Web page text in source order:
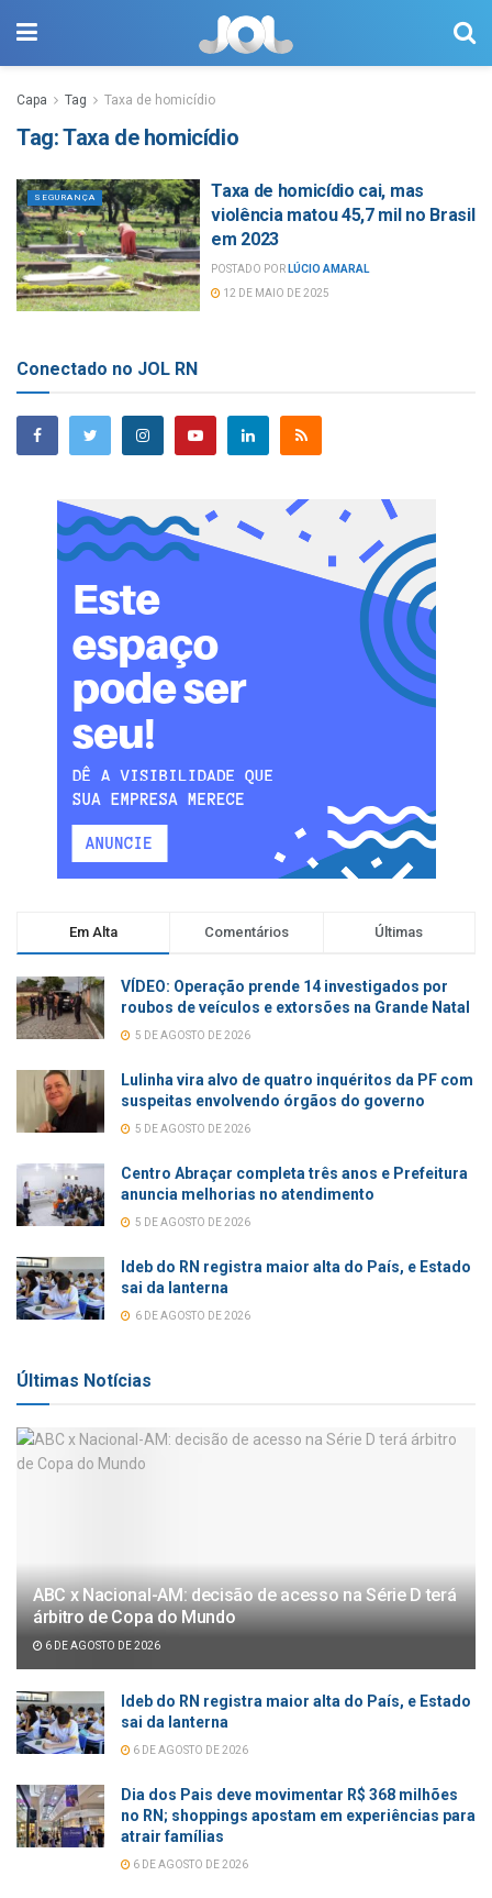
Capa Tag Taxa de homicídio
Tag:Taxa de homicídio
SEGURANÇA
Taxa de homicídio cai, mas
violência matou 45,7 mil no Brasil
em 2023
POSTADO POR LÚCIO AMARAL
12 DE MAIO DE 2025
Conectado no JOL RN
Em Alta Comentários Últimas
VÍDEO: Operação prende 14 investigados por
roubos de veículos e extorsões na Grande Natal
5 DE AGOSTO DE 2026
Lulinha vira alvo de quatro inquéritos da PF com
suspeitas envolvendo órgãos do governo
5 DE AGOSTO DE 2026
Centro Abraçar completa três anos e Prefeitura
anuncia melhorias no atendimento
5 DE AGOSTO DE 2026
Ideb do RN registra maior alta do País, e Estado
sai da lanterna
6 DE AGOSTO DE 2026
Últimas Notícias
ABC x Nacional-AM: decisão de acesso na Série D terá
árbitro de Copa do Mundo
6 DE AGOSTO DE 2026
Ideb do RN registra maior alta do País, e Estado
sai da lanterna
6 DE AGOSTO DE 2026
Dia dos Pais deve movimentar R$ 368 milhões
no RN; shoppings apostam em experiências para
atrair famílias
6 DE AGOSTO DE 2026